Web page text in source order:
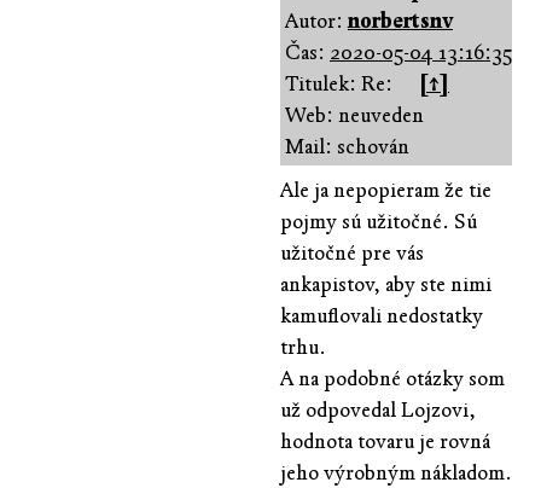
Autor:norbertsnv
Čas: 2020-05-04 13:16:35
Titulek: Re:
[↑]
Web: neuveden
Mail: schován
Ale ja nepopieram že tie
pojmy sú užitočné. Sú
užitočné pre vás
ankapistov, aby ste nimi
kamuflovali nedostatky
trhu.
A na podobné otázky som
už odpovedal Lojzovi,
hodnota tovaru je rovná
jeho výrobným nákladom.